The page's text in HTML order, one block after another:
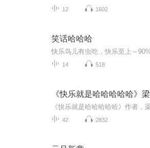
12 1602
笑话哈哈哈
14 518
《快乐就是哈哈哈哈哈》
42 2832